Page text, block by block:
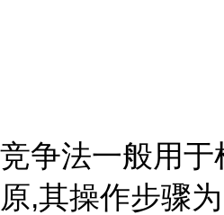
竞争法一般用
原,其操作步骤